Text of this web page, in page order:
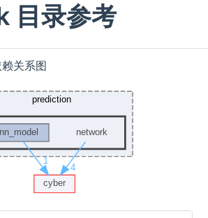
目录参考
关系图